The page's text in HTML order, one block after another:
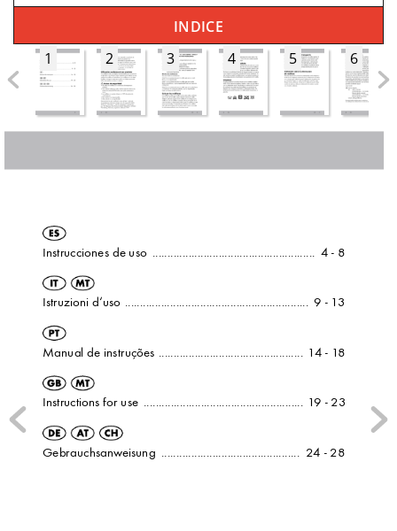
INDICE
1
2 3 4 5 6
Instrucciones de uso ...................................................... 4 - 8
Istruzioni d‘uso ............................................................. 9 - 1 3
Manual de instruções ................................................ 14 - 18
Instructions for use ..................................................... 19 - 23
Gebrauchsanweisung .............................................. 24 - 28